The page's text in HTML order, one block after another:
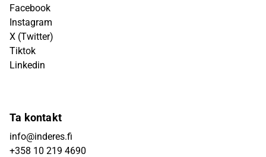
Facebook
Instagram
X (Twitter)
Tiktok
Linkedin
Ta kontakt
info@inderes.fi
+358 10 219 4690